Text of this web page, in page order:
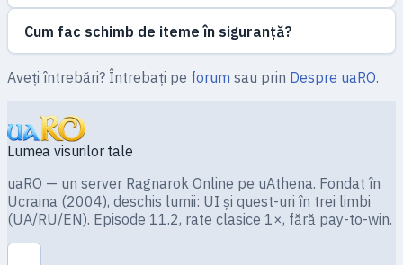
Cum fac schimb de iteme în siguranță?
Aveți întrebări? Întrebați pe forum sau prin Despre uaRO.
Lumea visurilor tale
uaRO — un server Ragnarok Online pe uAthena. Fondat în
Ucraina (2004), deschis lumii: UI și quest-uri în trei limbi
(UA/RU/EN). Episode 11.2, rate clasice 1×, fără pay-to-win.